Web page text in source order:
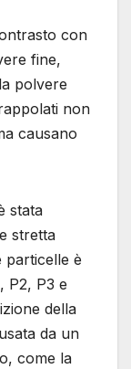
con
fine,
polvere
non
causano
stata
stretta
particelle è
P2, P3 e
della
da un
come la